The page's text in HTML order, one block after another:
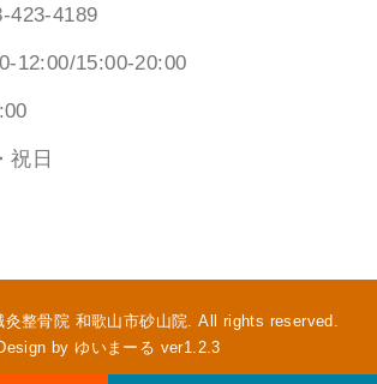
423-4189
12:00/15:00-20:00
祝日
灸整骨院 和歌山市砂山院. All rights reserved.
by ゆいまーる ver1.2.3